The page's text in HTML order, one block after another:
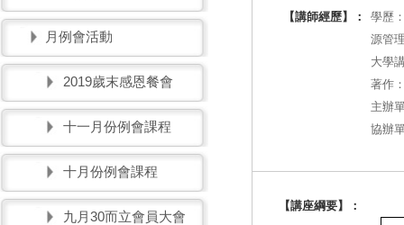
月例會活動
2019歲末感恩餐會
十一月份例會課程
十月份例會課程
九月30而立會員大會
【講師經歷】：
學歷
源管
大學
著作
主辦
協辦
【講座綱要】：